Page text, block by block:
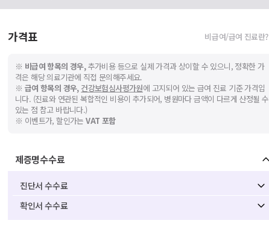
가격표 비급여/급여 진료란?
※ 비급여 항목의 경우,추가비용 등으로 실제 가격과 상이할 수 있으니, 정확한 가
격은 해당 의료기관에 직접 문의해주세요.
※ 급여 항목의 경우, 건강보험심사평가원에 고지되어 있는 급여 진료 기준 가격입
니다. (진료와 연관된 복합적인 비용이 추가되어, 병원마다 금액이 다르게 산정될 수
있는 점 참고 바랍니다.)
※ 이벤트가, 할인가는VAT 포함
제증명수수료
진단서 수수료
확인서 수수료